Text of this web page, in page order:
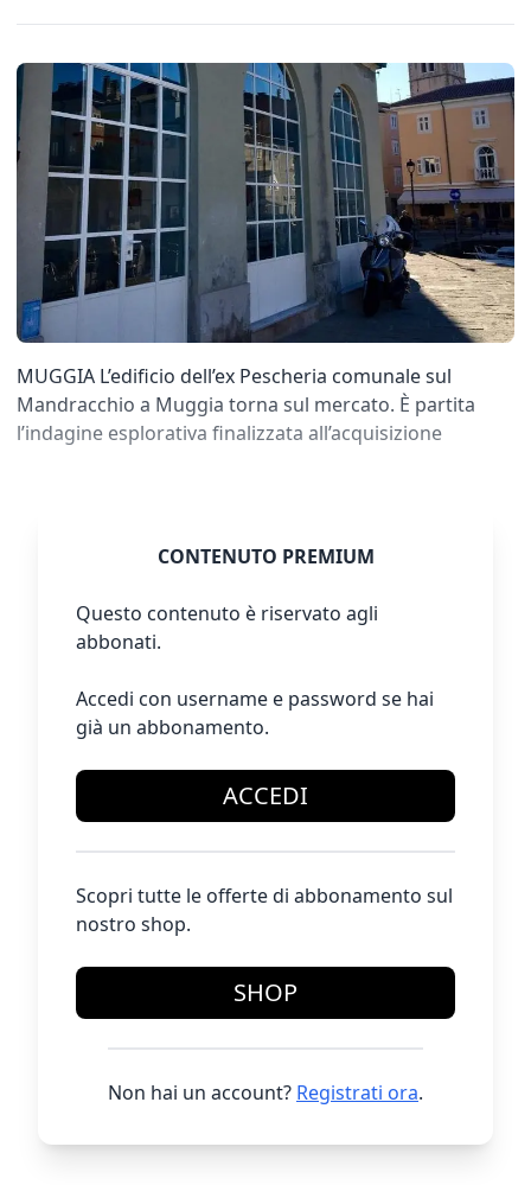
MUGGIA L’edificio dell’ex Pescheria comunale sul
Mandracchio a Muggia torna sul mercato. È partita
l’indagine esplorativa finalizzata all’acquisizione
CONTENUTO PREMIUM
Questo contenuto è riservato agli
abbonati.
Accedi con username e password se hai
già un abbonamento.
ACCEDI
Scopri tutte le offerte di abbonamento sul
nostro shop.
SHOP
Non hai un account? Registrati ora.